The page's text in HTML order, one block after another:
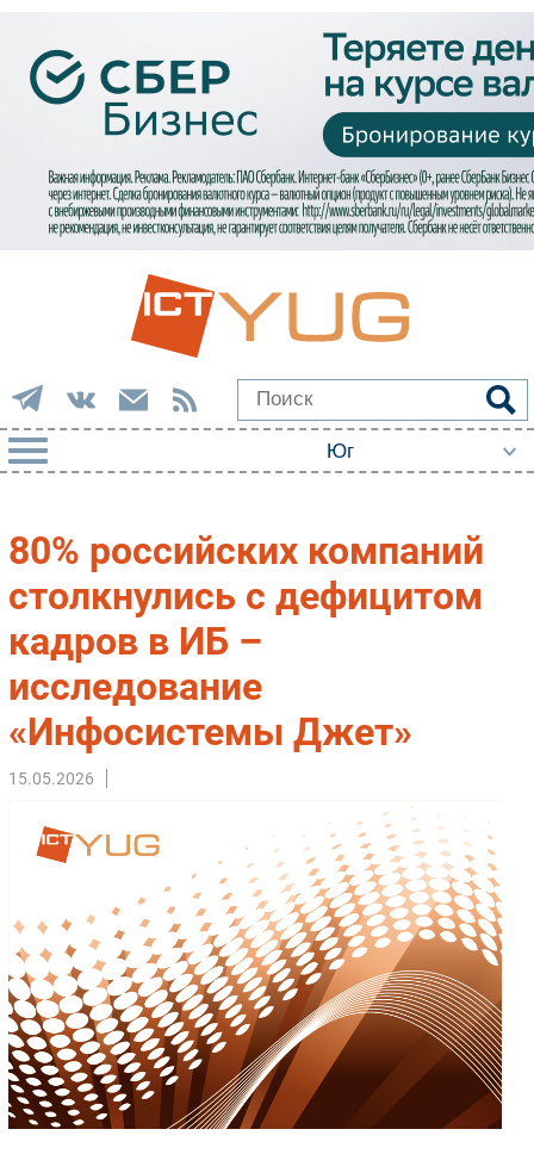
Импорто­замещение
Автоматизация Промышленности
Интернет
Мобильная связь
Фиксированная связь
Интеграция
Рынок ПК
Торговые сети
Оборудование
Outsourcing
Кадры
Регулирование
Финансы
Web
Безопасность
Инновации
80% российских компаний
столкнулись с дефицитом
кадров в ИБ –
исследование
«Инфосистемы Джет»
15.05.2026